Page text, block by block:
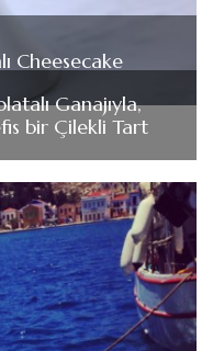
Cheesecake
Ganajıyla,
bir Çilekli Tart